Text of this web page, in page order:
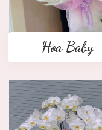
Hoa Baby